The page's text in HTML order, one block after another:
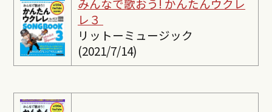
みんなで歌おう! かんたんウクレ
レ３
リットーミュージック
(2021/7/14)